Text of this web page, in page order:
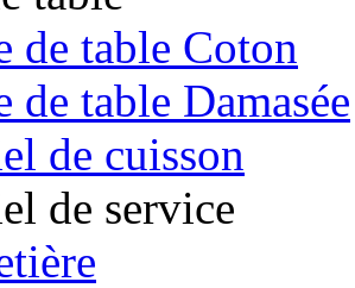
de table Coton
de table Damasée
de cuisson
de service